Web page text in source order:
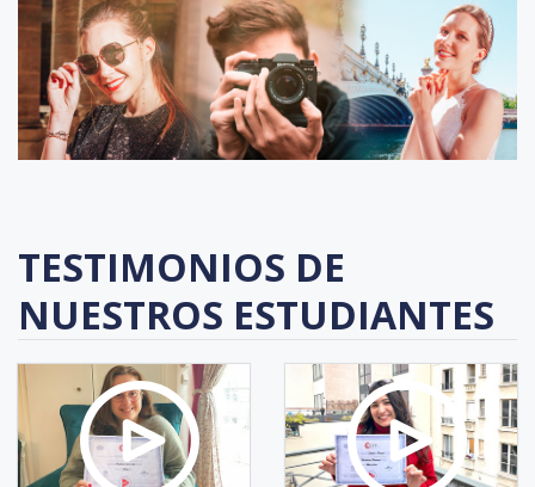
TESTIMONIOS DE
NUESTROS ESTUDIANTES